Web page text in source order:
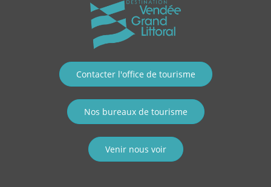
Contacter l'office de tourisme
Nos bureaux de tourisme
Venir nous voir